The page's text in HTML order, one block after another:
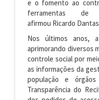
e o fomento ao
ferramentas de
afirmou Ricardo
Nos últimos anos,
aprimorando diversos
controle social por
as informações da
população e
Transparência do